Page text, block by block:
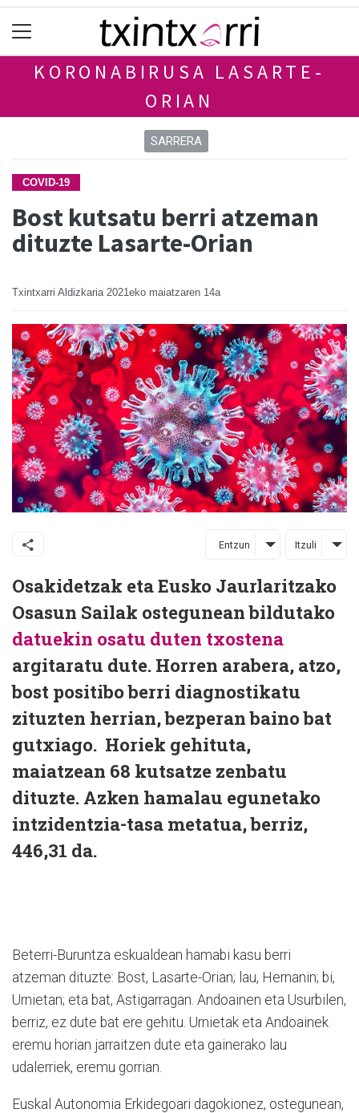
KORONABIRUSA LASARTE-
ORIAN
SARRERA
COVID-19
Bost kutsatu berri atzeman
dituzte Lasarte-Orian
Txintxarri Aldizkaria 2021eko maiatzaren 14a
Entzun Itzuli
Osakidetzak eta Eusko Jaurlaritzako
Osasun Sailak ostegunean bildutako
datuekin osatu duten txostena
argitaratu dute. Horren arabera, atzo,
bost positibo berri diagnostikatu
zituzten herrian, bezperan baino bat
gutxiago. Horiek gehituta,
maiatzean 68 kutsatze zenbatu
dituzte. Azken hamalau egunetako
intzidentzia-tasa metatua, berriz,
446,31 da.
Beterri-Buruntza eskualdean hamabi kasu berri
atzeman dituzte: Bost, Lasarte-Orian; lau, Hernanin; bi,
Urnietan; eta bat, Astigarragan. Andoainen eta Usurbilen,
berriz, ez dute bat ere gehitu. Urnietak eta Andoainek
eremu horian jarraitzen dute eta gainerako lau
udalerriek, eremu gorrian.
Euskal Autonomia Erkidegoari dagokionez, ostegunean,